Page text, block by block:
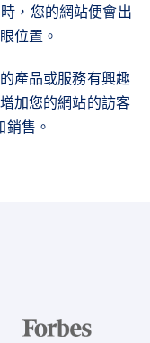
，您的網站便會出
位置。
產品或服務有興趣
加您的網站的訪客
售。